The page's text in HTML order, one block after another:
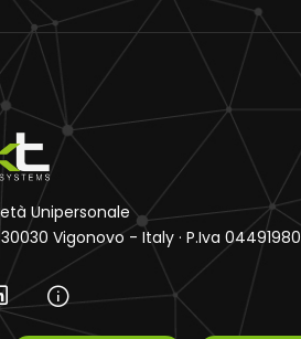
Unipersonale
30030 Vigonovo - Italy · P.Iva